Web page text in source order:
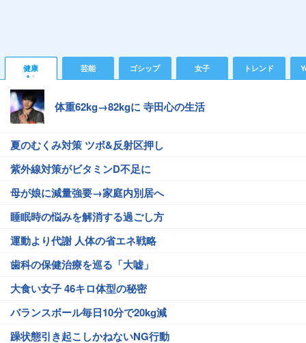
健康 芸能 ゴシップ 女子 トレンド
体重62kg→82kgに 寺田心の生活
夏のむくみ対策 ツボ&反射区押し
紫外線対策がビタミンD不足に
母が娘に減量強要→家庭内別居へ
睡眠時の悩みを解消する過ごし方
運動より代謝 人体の省エネ戦略
歯科の保健治療を巡る「大嘘」
大食い女子 46キロ体型の秘密
バランスボール毎日10分で20kg減
躁状態引き起こしかねないNG行動